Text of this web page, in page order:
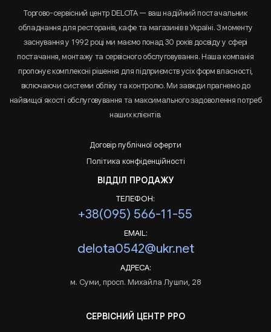
Торгово-сервісний центр DELOTA — ваш надійний постачальник
обладнання для ресторанів, кафе та магазинів в Україні. З моменту
заснування у 1992 році ми маємо понад 30 років досвіду у сфері
постачання, монтажу та сервісного обслуговування. Наша компанія
пропонує комплексні рішення для підприємств усіх форм власності,
включаючи системи обліку та контролю. Ми завжди прагнемо до
найвищої якості обслуговування та максимального задоволення потреб
наших клієнтів.
Договір публічної оферти
Політика конфіденційності
ВІДДІЛ ПРОДАЖУ
ТЕЛЕФОН:
+38(095) 566-11-55
EMAIL:
delota0542@ukr.net
АДРЕСА:
м. Суми, просп. Михайла Лушпи, 28
СЕРВІСНИЙ ЦЕНТР РРО